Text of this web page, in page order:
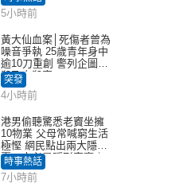
記一輩子｜Juicy叮
5小時前
黃大仙血案│死傷者曾為
噪音爭執 25歲青年身中
逾10刀重創 警列企圖謀
殺及自殺案
突發
4小時前
港男偷聽驚悉老竇坐擁
10物業 父母常喊窮生活
極慳 網民點出兩大隱
憂：未必是隱形富豪｜
Juicy叮
時事熱話
7小時前